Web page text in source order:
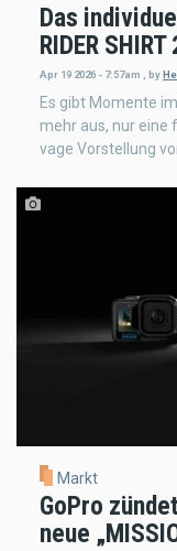
Das
RIDER
Apr 19 2026 - 7:57am by
Es gibt Momente
mehr aus, nur eine
vage Vorstellung
Markt
GoPro
neue